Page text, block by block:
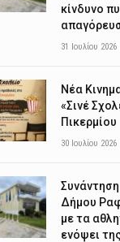
κίνδυνο
31 Ιουλίου 2026
Νέα
«Σινέ
Πικερμίου
30 Ιουλίου 2026
Δήμου
με τα
ενόψει